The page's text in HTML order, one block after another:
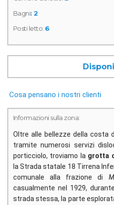
Bagni: 2
Posti letto: 6
Cosa pensano i nostri clienti
Informazioni sulla zona:
Oltre alle bellezze della costa
tramite numerosi servizi
porticciolo, troviamo la grotta
la Strada statale 18 Tirrena
comunale alla frazione di
casualmente nel 1929,
strada stessa, la parte